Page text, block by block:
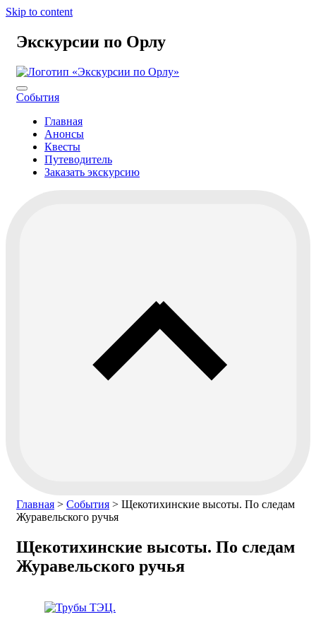
Skip to content
Экскурсии по Орлу
События
Главная
Анонсы
Квесты
Путеводитель
Заказать экскурсию
Главная > События > Щекотихинские высоты. По следам
Журавельского ручья
Щекотихинские высоты. По следам
Журавельского ручья